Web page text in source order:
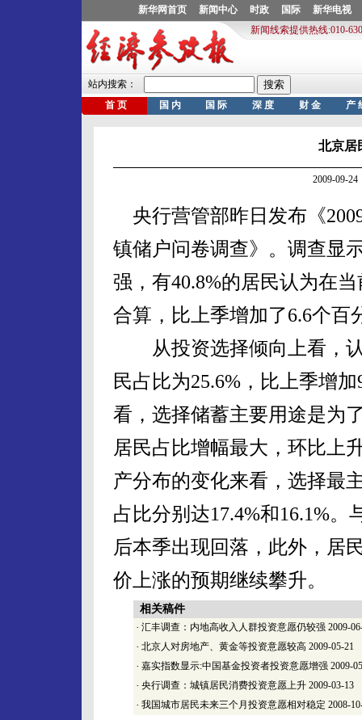
北京居
2009-09-
央行营管部昨日发布《
镇储户问卷调查》。调查显
强，有40.8%的居民认为在
合算，比上季增加了6.6个百
从投资选择倾向上看，认
民占比为25.6%，比上季增
看，选择储蓄主要用途是为
居民占比增幅最大，环比上
产分布的变化来看，选择最
占比分别达17.4%和16.1%
后本季出现回落，此外，居
价上涨的预期继续攀升。
相关稿件
· 汇丰调查：内地高收入人群投资意愿仍较强 2009-
· 北京人对房地产、黄金等投资意愿较高 2009-05-21
· 嘉实指数显示:中国基金投资者投资意愿增强 2009-
· 央行调查：城镇居民消费投资意愿上升 2009-03-13
· 我国城市居民未来三个月投资意愿相对稳定 2008-